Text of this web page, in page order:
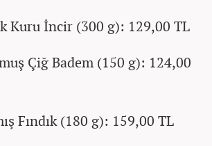
Kuru İncir (300 g): 129,00 TL
Çiğ Badem (150 g): 124,00
Fındık (180 g): 159,00 TL